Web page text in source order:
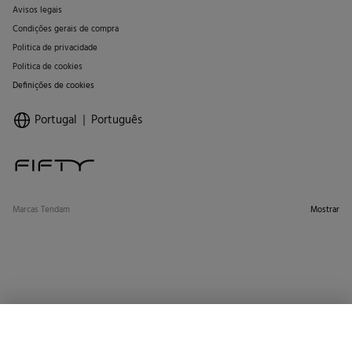
Avisos legais
Condições gerais de compra
Politica de privacidade
Politica de cookies
Definições de cookies
Portugal Português
Marcas Tendam Mostrar